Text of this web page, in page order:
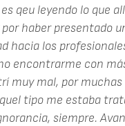
qeu leyendo lo que
haber presentado
hacia los
encontrarme con
muy mal, por muchas
tipo me estaba
siempre.